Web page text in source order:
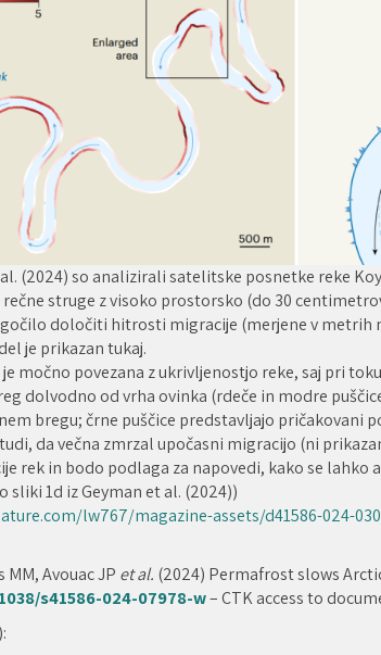
(2024) so analizirali satelitske posnetke reke
struge z visoko prostorsko (do 30
določiti hitrosti migracije (merjene v metrih
je prikazan tukaj.
močno povezana z ukrivljenostjo reke, saj pri
dolvodno od vrha ovinka (rdeče in modre
bregu; črne puščice predstavljajo pričakovani
da večna zmrzal upočasni migracijo (ni
rek in bodo podlaga za napovedi, kako se lahko
sliki 1d iz Geyman et al. (2024))
lw767/magazine-assets/d41586-024-
MM, Avouac JP et al. (2024) Permafrost slows
s41586-024-07978-w– CTK access to